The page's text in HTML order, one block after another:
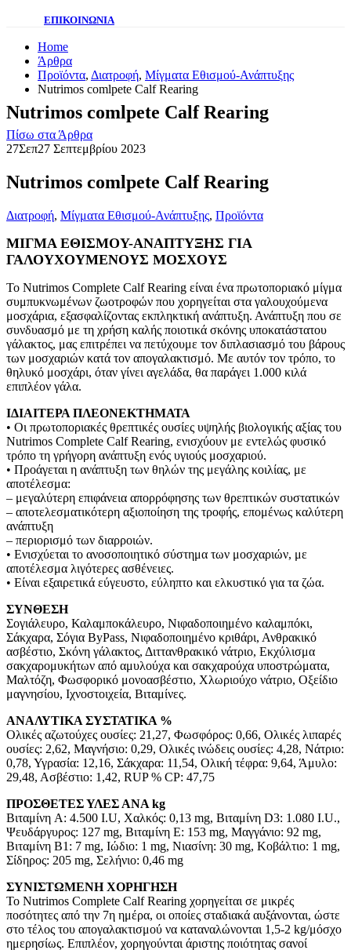
ΕΠΙΚΟΙΝΩΝΙΑ
Home
Άρθρα
Προϊόντα, Διατροφή, Μίγματα Εθισμού-Ανάπτυξης
Nutrimos comlpete Calf Rearing
Nutrimos comlpete Calf Rearing
Πίσω στα Άρθρα
27Σεπ27 Σεπτεμβρίου 2023
Nutrimos comlpete Calf Rearing
Διατροφή, Μίγματα Εθισμού-Ανάπτυξης, Προϊόντα
ΜΙΓΜΑ ΕΘΙΣΜΟΥ-ΑΝΑΠΤΥΞΗΣ ΓΙΑ
ΓΑΛΟΥΧΟΥΜΕΝΟΥΣ ΜΟΣΧΟΥΣ
Το Nutrimos Complete Calf Rearing είναι ένα πρωτοποριακό μίγμα
συμπυκνωμένων ζωοτροφών που χορηγείται στα γαλουχούμενα
μοσχάρια, εξασφαλίζοντας εκπληκτική ανάπτυξη. Ανάπτυξη που σε
συνδυασμό με τη χρήση καλής ποιοτικά σκόνης υποκατάστατου
γάλακτος, μας επιτρέπει να πετύχουμε τον διπλασιασμό του βάρους
των μοσχαριών κατά τον απογαλακτισμό. Με αυτόν τον τρόπο, το
θηλυκό μοσχάρι, όταν γίνει αγελάδα, θα παράγει 1.000 κιλά
επιπλέον γάλα.
ΙΔΙΑΙΤΕΡΑ ΠΛΕΟΝΕΚΤΗΜΑΤΑ
• Οι πρωτοποριακές θρεπτικές ουσίες υψηλής βιολογικής αξίας του
Nutrimos Complete Calf Rearing, ενισχύουν με εντελώς φυσικό
τρόπο τη γρήγορη ανάπτυξη ενός υγιούς μοσχαριού.
• Προάγεται η ανάπτυξη των θηλών της μεγάλης κοιλίας, με
αποτέλεσμα:
– μεγαλύτερη επιφάνεια απορρόφησης των θρεπτικών συστατικών
– αποτελεσματικότερη αξιοποίηση της τροφής, επομένως καλύτερη
ανάπτυξη
– περιορισμό των διαρροιών.
• Ενισχύεται το ανοσοποιητικό σύστημα των μοσχαριών, με
αποτέλεσμα λιγότερες ασθένειες.
• Είναι εξαιρετικά εύγευστο, εύληπτο και ελκυστικό για τα ζώα.
ΣΥΝΘΕΣΗ
Σογιάλευρο, Καλαμποκάλευρο, Νιφαδοποιημένο καλαμπόκι,
Σάκχαρα, Σόγια ByPass, Νιφαδοποιημένο κριθάρι, Ανθρακικό
ασβέστιο, Σκόνη γάλακτος, Διττανθρακικό νάτριο, Εκχύλισμα
σακχαρομυκήτων από αμυλούχα και σακχαρούχα υποστρώματα,
Μαλτόζη, Φωσφορικό μονοασβέστιο, Χλωριούχο νάτριο, Οξείδιο
μαγνησίου, Ιχνοστοιχεία, Βιταμίνες.
ΑΝΑΛΥΤΙΚΑ ΣΥΣΤΑΤΙΚΑ %
Ολικές αζωτούχες ουσίες: 21,27, Φωσφόρος: 0,66, Ολικές λιπαρές
ουσίες: 2,62, Μαγνήσιο: 0,29, Ολικές ινώδεις ουσίες: 4,28, Νάτριο:
0,78, Υγρασία: 12,16, Σάκχαρα: 11,54, Ολική τέφρα: 9,64, Άμυλο:
29,48, Ασβέστιο: 1,42, RUP % CP: 47,75
ΠΡΟΣΘΕΤΕΣ ΥΛΕΣ ΑΝΑ kg
Βιταμίνη A: 4.500 I.U, Χαλκός: 0,13 mg, Βιταμίνη D3: 1.080 I.U.,
Ψευδάργυρος: 127 mg, Βιταμίνη Ε: 153 mg, Μαγγάνιο: 92 mg,
Βιταμίνη B1: 7 mg, Ιώδιο: 1 mg, Νιασίνη: 30 mg, Κοβάλτιο: 1 mg,
Σίδηρος: 205 mg, Σελήνιο: 0,46 mg
ΣΥΝΙΣΤΩΜΕΝΗ ΧΟΡΗΓΗΣΗ
Το Nutrimos Complete Calf Rearing χορηγείται σε μικρές
ποσότητες από την 7η ημέρα, οι οποίες σταδιακά αυξάνονται, ώστε
στο τέλος του απογαλακτισμού να καταναλώνονται 1,5-2 kg/μόσχο
ημερησίως. Επιπλέον, χορηγούνται άριστης ποιότητας σανοί